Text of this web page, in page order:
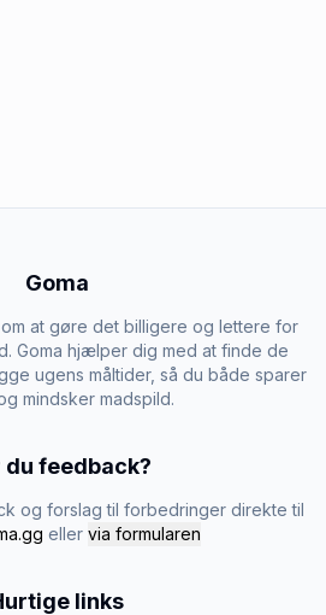
Goma
om at gøre det billigere og lettere for
Goma hjælper dig med at finde de
ugens måltider, så du både sparer
mindsker madspild.
du feedback?
og forslag til forbedringer direkte til
eller via formularen
links